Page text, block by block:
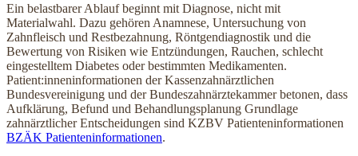
Ein belastbarer Ablauf beginnt mit Diagnose, nicht mit
Materialwahl. Dazu gehören Anamnese, Untersuchung von
Zahnfleisch und Restbezahnung, Röntgendiagnostik und die
Bewertung von Risiken wie Entzündungen, Rauchen, schlecht
eingestelltem Diabetes oder bestimmten Medikamenten.
Patient:inneninformationen der Kassenzahnärztlichen
Bundesvereinigung und der Bundeszahnärztekammer betonen, dass
Aufklärung, Befund und Behandlungsplanung Grundlage
zahnärztlicher Entscheidungen sind KZBV Patienteninformationen
BZÄK Patienteninformationen.